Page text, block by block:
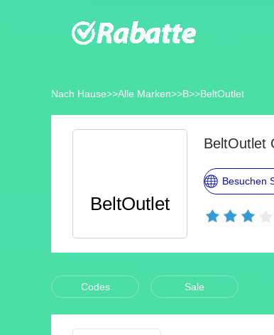
Nach Hause>>Alle Marken>>B>>BeltOutlet
BeltOutlet
BeltOutlet
Besuchen
Codes Sale